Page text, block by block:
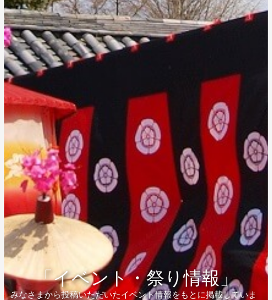
「イベント・祭り情報」
みなさまから投稿いただいたイベント情報をもとに掲載していま